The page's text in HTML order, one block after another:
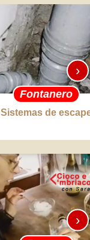
Fontanero
Sistemas de
›
›